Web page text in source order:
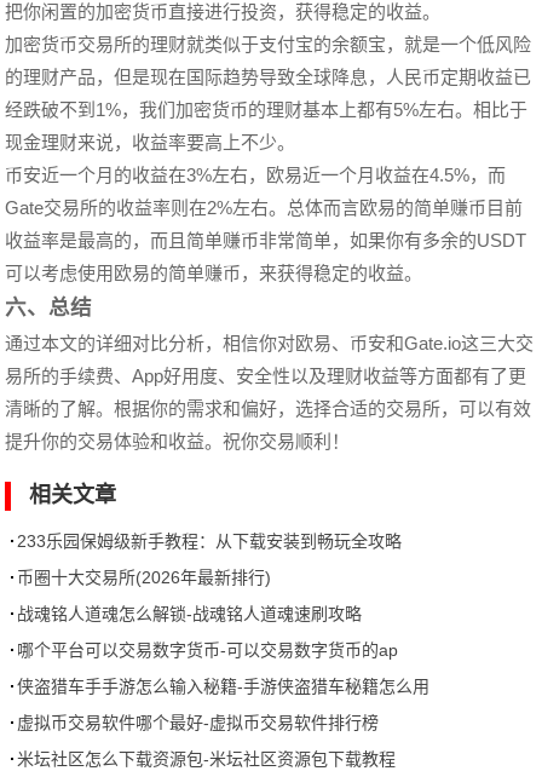
把你闲置的加密货币直接进行投资，获得稳定的收益。
加密货币交易所的理财就类似于支付宝的余额宝，就是一个低风险
的理财产品，但是现在国际趋势导致全球降息，人民币定期收益已
经跌破不到1%，我们加密货币的理财基本上都有5%左右。相比于
现金理财来说，收益率要高上不少。
币安近一个月的收益在3%左右，欧易近一个月收益在4.5%，而
Gate交易所的收益率则在2%左右。总体而言欧易的简单赚币目前
收益率是最高的，而且简单赚币非常简单，如果你有多余的USDT
可以考虑使用欧易的简单赚币，来获得稳定的收益。
六、总结
通过本文的详细对比分析，相信你对欧易、币安和Gate.io这三大交
易所的手续费、App好用度、安全性以及理财收益等方面都有了更
清晰的了解。根据你的需求和偏好，选择合适的交易所，可以有效
提升你的交易体验和收益。祝你交易顺利！
相关文章
233乐园保姆级新手教程：从下载安装到畅玩全攻略
币圈十大交易所(2026年最新排行)
战魂铭人道魂怎么解锁-战魂铭人道魂速刷攻略
哪个平台可以交易数字货币-可以交易数字货币的ap
侠盗猎车手手游怎么输入秘籍-手游侠盗猎车秘籍怎么用
虚拟币交易软件哪个最好-虚拟币交易软件排行榜
米坛社区怎么下载资源包-米坛社区资源包下载教程